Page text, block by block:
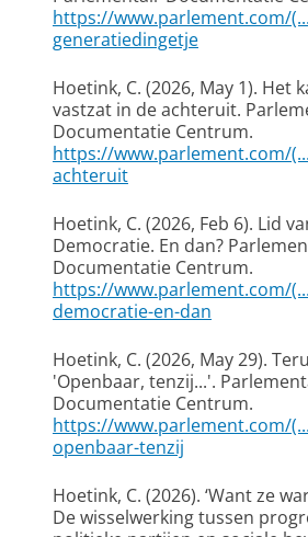
https://www.parlement.com/
generatiedingetje
Hoetink, C. (2026, May 1). Het
vastzat in de achteruit.
Documentatie Centrum.
https://www.parlement.com/
achteruit
Hoetink, C. (2026, Feb 6). Lid
Democratie. En dan?
Documentatie Centrum.
https://www.parlement.com/
democratie-en-dan
Hoetink, C. (2026, May 29).
'Openbaar, tenzij...'.
Documentatie Centrum.
https://www.parlement.com/
openbaar-tenzij
Hoetink, C. (2026). ‘Want ze
De wisselwerking tussen